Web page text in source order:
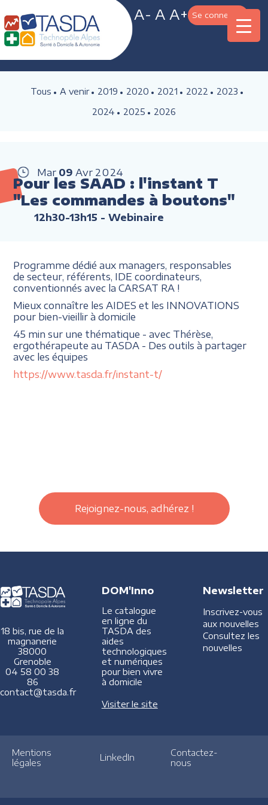
A- A A+ Se connecter
Tous A venir 2019 2020 2021 2022
2023
2024
2025 2026
Mar 09 Avr 2024
Pour les SAAD : l'instant T
"Les commandes à boutons"
12h30-13h15 - Webinaire
Programme dédié aux managers, responsables
de secteur, référents, IDE coordinateurs,
conventionnés avec la CARSAT RA !
Mieux connaître les AIDES et les INNOVATIONS
pour bien-vieillir à domicile
45 min sur une thématique - avec Thérèse,
ergothérapeute au TASDA - Des outils à partager
avec les équipes
https://www.tasda.fr/instant-t/
Rejoignez-nous, adhérez !
18 bis, rue de la
magnanerie
38000
Grenoble
04 58 00 38
86
contact@tasda.fr
DOM'Inno
Le catalogue
en ligne du
TASDA des
aides
technologiques
et numériques
pour bien vivre
à domicile
Visiter le site
Newsletter
Inscrivez-vous
aux nouvelles
Consultez les
nouvelles
Mentions
légales
LinkedIn
Contactez-
nous